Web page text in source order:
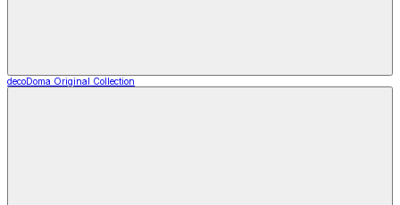
decoDoma Original Collection